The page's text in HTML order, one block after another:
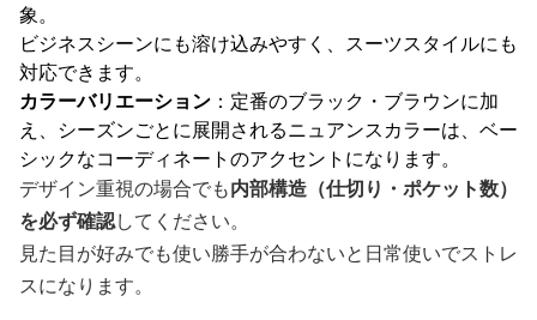
象。
ビジネスシーンにも溶け込みやすく、スーツスタイルにも
対応できます。
カラーバリエーション ：定番のブラック・ブラウンに加
え、シーズンごとに展開されるニュアンスカラーは、ベー
シックなコーディネートのアクセントになります。
デザイン重視の場合でも内部構造（仕切り・ポケット数）
を必ず確認してください。
見た目が好みでも使い勝手が合わないと日常使いでストレ
スになります。